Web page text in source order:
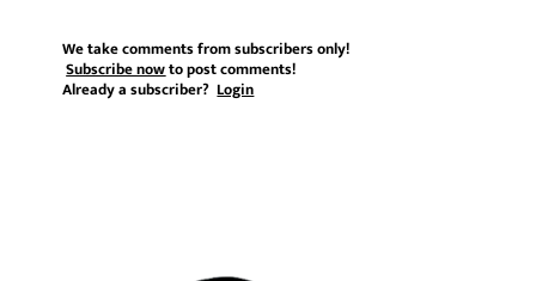
We take comments from subscribers only!
Subscribe nowto post comments!
Already a subscriber?Login